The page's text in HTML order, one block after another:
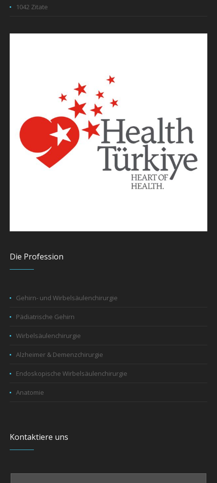
1042 Zitate
Die Profession
Gehirn- und Wirbelsäulenchirurgie
Pädiatrische Gehirn
Wirbelsäulenchirurgie
Alzheimer & Demenzchirurgie
Endoskopische Wirbelsäulenchirurgie
Anatomie
Kontaktiere uns